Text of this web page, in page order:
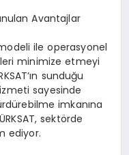
Avantajlar
ile operasyonel
minimize etmeyi
sunduğu
sayesinde
imkanına
sektörde
ediyor.